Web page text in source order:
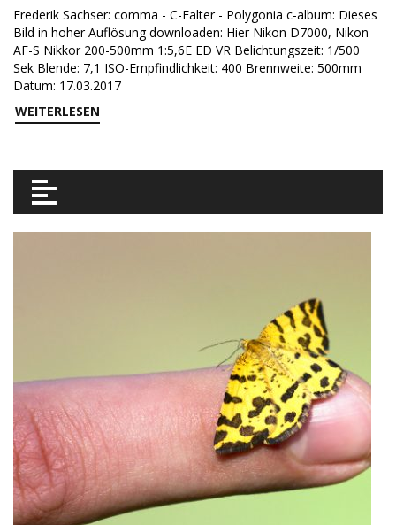
Frederik Sachser: comma - C-Falter - Polygonia c-album: Dieses
Bild in hoher Auflösung downloaden: Hier Nikon D7000, Nikon
AF-S Nikkor 200-500mm 1:5,6E ED VR Belichtungszeit: 1/500
Sek Blende: 7,1 ISO-Empfindlichkeit: 400 Brennweite: 500mm
Datum: 17.03.2017
WEITERLESEN